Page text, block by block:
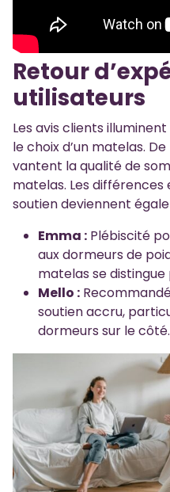
Retour
utilisateurs
Les avis clients
le choix d’un matelas.
vantent la qualité de
matelas. Les
soutien deviennent
Emma : Plébiscité
aux dormeurs de
matelas se
Mello :
soutien accru,
dormeurs sur le côté.